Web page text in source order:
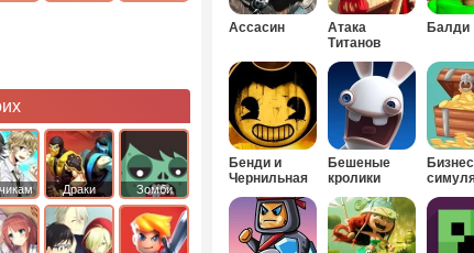
Ассасин
Атака
Титанов
Балди
Бенди и
Чернильная
машина
Бешеные
кролики
Бизнес
Драки Зомби